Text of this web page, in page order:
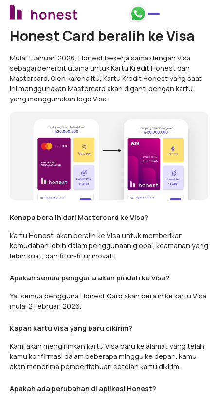
Honest Card beralih ke Visa
Mulai 1 Januari 2026, Honest bekerja sama dengan Visa
sebagai penerbit utama untuk Kartu Kredit Honest dan
Mastercard. Oleh karena itu, Kartu Kredit Honest yang saat
ini menggunakan Mastercard akan diganti dengan kartu
yang menggunakan logo Visa.
Kenapa beralih dari Mastercard ke Visa?
Kartu Honest akan beralih ke Visa untuk memberikan
kemudahan lebih dalam penggunaan global, keamanan yang
lebih kuat, dan fitur-fitur inovatif.
Apakah semua pengguna akan pindah ke Visa?
Ya, semua pengguna Honest Card akan beralih ke kartu Visa
mulai 2 Februari 2026.
Kapan kartu Visa yang baru dikirim?
Kami akan mengirimkan kartu Visa baru ke alamat yang telah
kamu konfirmasi dalam beberapa minggu ke depan. Kamu
akan menerima pemberitahuan setelah kartu dikirim.
Apakah ada perubahan di aplikasi Honest?